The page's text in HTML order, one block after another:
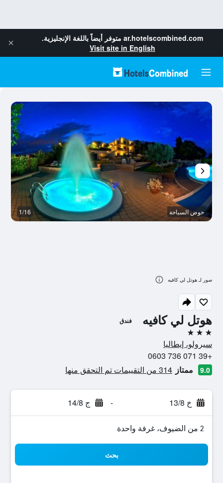
ar.hotelscombined.com متوفر أيضاً باللغة الإنجليزية.
Visit site in English
هوتل لي كافيه فندق
3 نجوم
سيرولو، إيطاليا
+39 071 736 0603
9.0 ممتاز 314 من التقييمات تم التحقق منها
خ 13/8 - ج 14/8
2 من الضيوف، غرفة واحدة
بحث
حوض السباحة 1/16
صور لـ هوتل لي كافيه